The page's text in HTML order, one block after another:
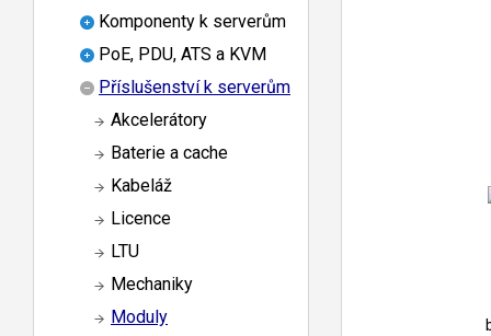
Komponenty k serverům
PoE, PDU, ATS a KVM
Příslušenství k serverům
Akcelerátory
Baterie a cache
Kabeláž
Licence
LTU
Mechaniky
Moduly